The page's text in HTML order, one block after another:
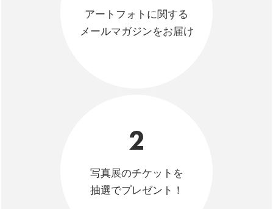
アートフォトに関する
メールマガジンをお届け
2
写真展のチケットを
抽選でプレゼント！